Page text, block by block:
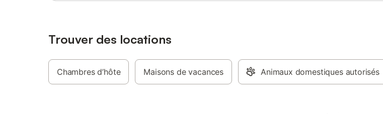
Trouver des locations
Chambres d’hôte Maisons de vacances Animaux domestiques autorisés